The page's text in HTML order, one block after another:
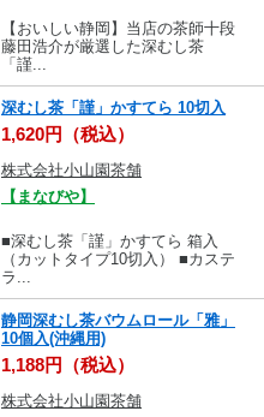
【おいしい静岡】当店の茶師十段
藤田浩介が厳選した深むし茶
「謹...
深むし茶「謹」かすてら 10切入
1,620円（税込）
株式会社小山園茶舗
【まなびや】
■深むし茶「謹」かすてら 箱入
（カットタイプ10切入） ■カステ
ラ...
静岡深むし茶バウムロール「雅」
10個入(沖縄用)
1,188円（税込）
株式会社小山園茶舗